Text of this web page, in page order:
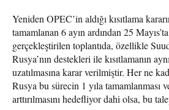
Yeniden OPEC’in aldığı kısıtlama
tamamlanan 6 ayın ardından 25
gerçekleştirilen toplantıda, özellikle
Rusya’nın destekleri ile kısıtlamanın
uzatılmasına karar verilmiştir. Her ne
Rusya bu sürecin 1 yıla tamamlanması
arttırılmasını hedefliyor dahi olsa, bu